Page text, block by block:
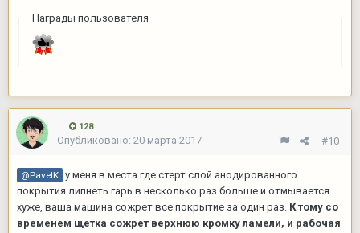
Награды пользователя
128
#10
Опубликовано: 20 марта 2017
@PavelK у меня в места где стерт слой анодированного
покрытия липнеть гарь в несколько раз больше и отмывается
хуже, ваша машина сожрет все покрытие за один раз. К тому со
временем щетка сожрет верхнюю кромку ламели, и рабочая